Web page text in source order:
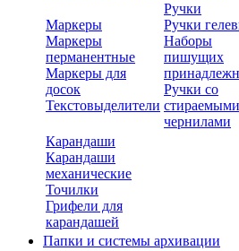
Маркеры
Маркеры
перманентные
Маркеры для
досок
Текстовыделители
Ручки
Ручки
Наборы
пишущих
Ручки со
стираемыми
чернилами
Карандаши
Карандаши
механические
Точилки
Грифели для
карандашей
Папки и системы архивации